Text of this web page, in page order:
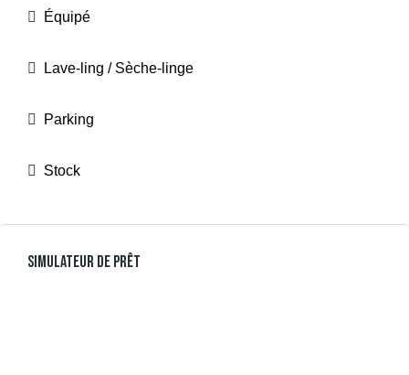
Équipé
Lave-ling / Sèche-linge
Parking
Stock
Simulateur De Prêt